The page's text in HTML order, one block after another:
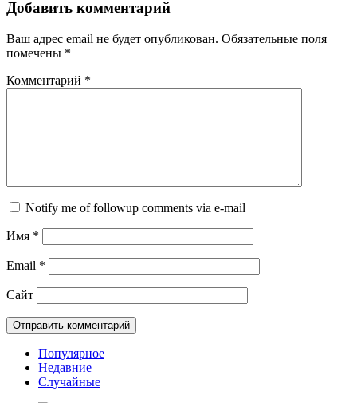
Добавить комментарий
Ваш адрес email не будет опубликован. Обязательные поля
помечены *
Комментарий *
Notify me of followup comments via e-mail
Имя *
Email *
Сайт
Популярное
Недавние
Случайные